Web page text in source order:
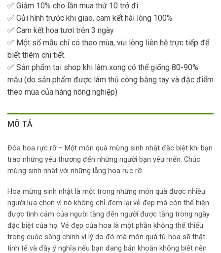
✅ Giảm 10% cho lần mua thứ 10 trở đi
✅ Gửi hình trước khi giao, cam kết hài lòng 100%
✅ Cam kết hoa tươi trên 3 ngày
✅ Một số mẫu chỉ có theo mùa, vui lòng liên hệ trực tiếp để
biết thêm chi tiết.
✅ Sản phẩm tại shop khi làm xong có thể giống 80-90%
mẫu (do sản phẩm được làm thủ công bằng tay và đặc điểm
theo mùa của hàng nông nghiệp)
MÔ TẢ
Đóa hoa rực rỡ – Một món quà mừng sinh nhật đặc biệt khi bạn
trao những yêu thương đến những người bạn yêu mến. Chúc
mừng sinh nhật với những lẵng hoa rực rỡ
Hoa mừng sinh nhật là một trong những món quà được nhiều
người lựa chọn vì nó không chỉ đem lại vẻ đẹp mà còn thể hiện
được tình cảm của người tặng đến người được tặng trong ngày
đặc biệt của họ. Vẻ đẹp của hoa là một phần không thể thiếu
trong cuộc sống chính vì lý do đó mà món quà từ hoa sẽ thật
tinh tế và đầy ý nghĩa nếu bạn đang băn khoăn không biết nên